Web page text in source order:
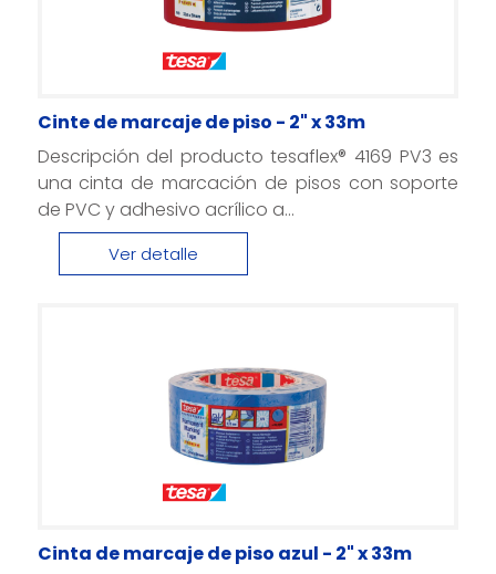
Cinte de marcaje de piso - 2" x 33m
Descripción del producto tesaflex® 4169 PV3 es
una cinta de marcación de pisos con soporte
de PVC y adhesivo acrílico a...
Ver detalle
Cinta de marcaje de piso azul - 2" x 33m